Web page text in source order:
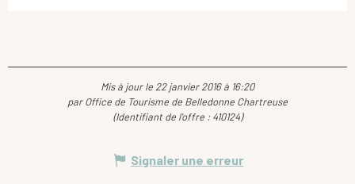
Mis à jour le 22 janvier 2016 à 16:20
par Office de Tourisme de Belledonne Chartreuse
(Identifiant de l'offre : 410124)
Signaler une erreur